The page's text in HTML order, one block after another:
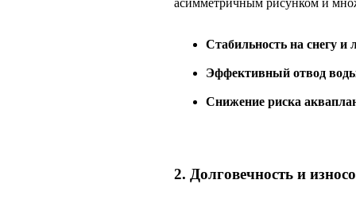
асимметричным рисунком и
Стабильность на снегу и
Эффективный отвод
Снижение риска
2. Долговечность и